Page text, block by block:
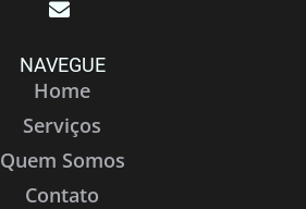
NAVEGUE
Home
Serviços
Quem Somos
Contato